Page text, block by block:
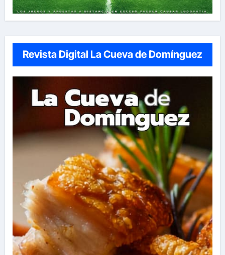
Revista Digital La Cueva de Domínguez